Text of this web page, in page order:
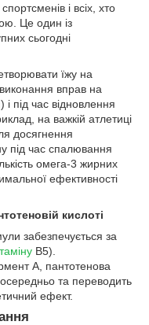
і всіх, хто
Це один із
сьогодні
їжу на
вправ на
під час відновлення
на важкій атлетиці
досягнення
під час спалювання
омега-3 жирних
ефективності
кислоті
забезпечується за
B5).
А, пантотенова
та переводить
ефект.